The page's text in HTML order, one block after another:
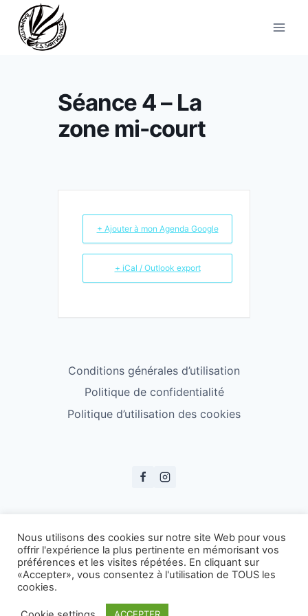
contenu
Séance 4 – La
zone mi-court
+ Ajouter à mon Agenda Google
+ iCal / Outlook export
Conditions générales d’utilisation
Politique de confidentialité
Politique d’utilisation des cookies
Nous utilisons des cookies sur notre site Web pour vous
offrir l'expérience la plus pertinente en mémorisant vos
préférences et les visites répétées. En cliquant sur
«Accepter», vous consentez à l'utilisation de TOUS les
cookies.